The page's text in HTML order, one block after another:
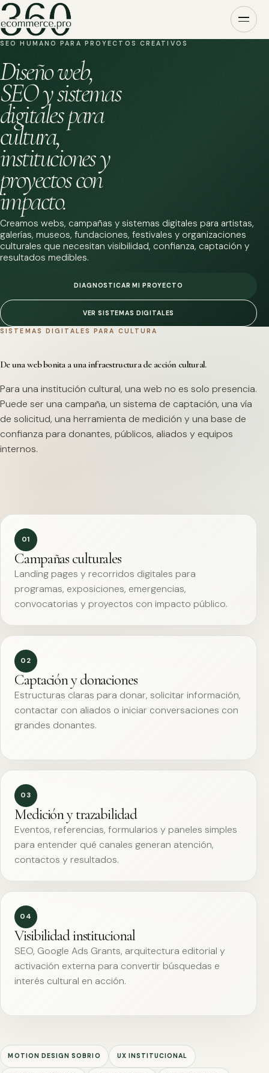
SEO HUMANO PARA PROYECTOS CREATIVOS
Diseño web,
SEO y sistemas
digitales para
cultura,
instituciones y
proyectos con
impacto.
Creamos webs, campañas y sistemas digitales para artistas,
galerías, museos, fundaciones, festivales y organizaciones
culturales que necesitan visibilidad, confianza, captación y
resultados medibles.
DIAGNOSTICAR MI PROYECTO
VER SISTEMAS DIGITALES
SISTEMAS DIGITALES PARA CULTURA
De una web bonita a una infraestructura de acción cultural.
Para una institución cultural, una web no es solo presencia.
Puede ser una campaña, un sistema de captación, una vía
de solicitud, una herramienta de medición y una base de
confianza para donantes, públicos, aliados y equipos
internos.
01
Campañas culturales
Landing pages y recorridos digitales para
programas, exposiciones, emergencias,
convocatorias y proyectos con impacto público.
02
Captación y donaciones
Estructuras claras para donar, solicitar información,
contactar con aliados o iniciar conversaciones con
grandes donantes.
03
Medición y trazabilidad
Eventos, referencias, formularios y paneles simples
para entender qué canales generan atención,
contactos y resultados.
04
Visibilidad institucional
SEO, Google Ads Grants, arquitectura editorial y
activación externa para convertir búsquedas e
interés cultural en acción.
MOTION DESIGN SOBRIO UX INSTITUCIONAL